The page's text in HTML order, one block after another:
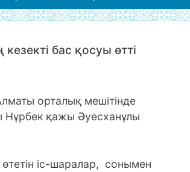
бас қосуы өтті
орталық мешітінде
қажы Әуесханұлы
іс-шаралар, сонымен